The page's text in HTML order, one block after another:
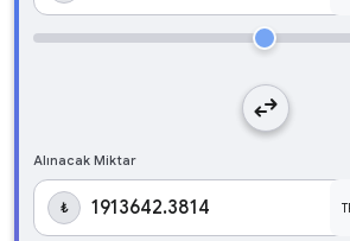
swap_horiz
Alınacak Miktar
₺